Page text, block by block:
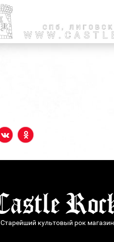
Старейший культовый рок магазин